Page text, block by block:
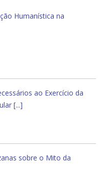
Humanística na
ao Exercício da
[...]
sobre o Mito da